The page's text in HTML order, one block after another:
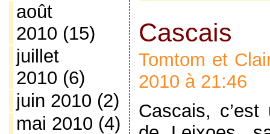
août
2010 (15)
juillet
2010 (6)
juin 2010 (2)
mai 2010 (4)
Cascais
Tomtom et
2010 à 21:46
Cascais,